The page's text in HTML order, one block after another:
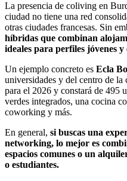
La presencia de coliving en
ciudad no tiene una red
otras ciudades francesas. Sin
híbridas que combinan
ideales para perfiles jóvenes y
Un ejemplo concreto es Ecla
universidades y del centro de la
para el 2026 y constará de 495
verdes integrados, una cocina
coworking y más.
En general, si buscas una
networking, lo mejor es
espacios comunes o un
o estudiantes.